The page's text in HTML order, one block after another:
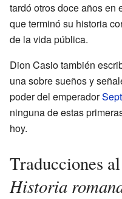
tardó otros doce años en
que terminó su historia
de la vida pública.
Dion Casio también
una sobre sueños y
poder del emperador
ninguna de estas
hoy.
Traducciones
Historia